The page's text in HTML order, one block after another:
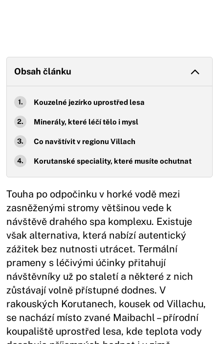
Obsah článku
Kouzelné jezírko uprostřed lesa
Minerály, které léčí tělo i mysl
Co navštívit v regionu Villach
Korutanské speciality, které musíte ochutnat
Touha po odpočinku v horké vodě mezi
zasněženými stromy většinou vede k
návštěvě drahého spa komplexu. Existuje
však alternativa, která nabízí autentický
zážitek bez nutnosti utrácet. Termální
prameny s léčivými účinky přitahují
návštěvníky už po staletí a některé z nich
zůstávají volně přístupné dodnes. V
rakouských Korutanech, kousek od Villachu,
se nachází místo zvané Maibachl – přírodní
koupaliště uprostřed lesa, kde teplota vody